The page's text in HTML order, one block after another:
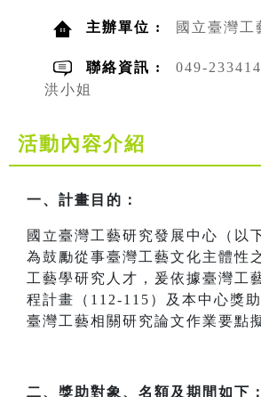
主辦單位 : 國立臺灣工
聯絡資訊 :
049-
洪小姐
活動內容介紹
一、計畫目的：
國立臺灣工藝研究發展中心（以
為鼓勵從事臺灣工藝文化主體性
工藝學研究人才，爰依據臺灣工
程計畫（112-115）及本中心獎
臺灣工藝相關研究論文作業要點
二、獎助對象、名額及期間如下：